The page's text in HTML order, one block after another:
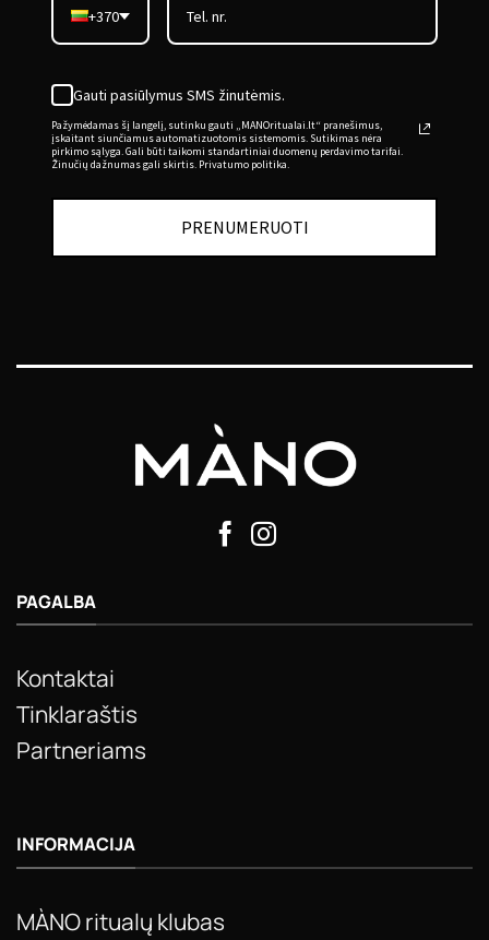
+370
Gauti pasiūlymus SMS žinutėmis.
Pažymėdamas šį langelį, sutinku gauti „MANOritualai.lt“ pranešimus,
įskaitant siunčiamus automatizuotomis sistemomis. Sutikimas nėra
pirkimo sąlyga. Gali būti taikomi standartiniai duomenų perdavimo tarifai.
Žinučių dažnumas gali skirtis. Privatumo politika.
PRENUMERUOTI
PAGALBA
Kontaktai
Tinklaraštis
Partneriams
INFORMACIJA
MÀNO ritualų klubas